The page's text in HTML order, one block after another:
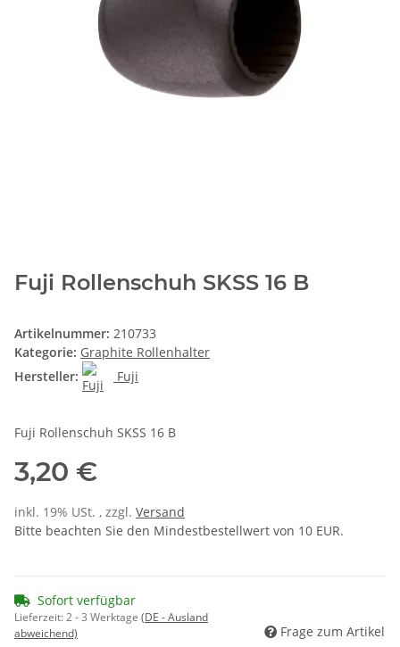
Fuji Rollenschuh SKSS 16 B
Artikelnummer: 210733
Kategorie: Graphite Rollenhalter
Hersteller:
Fuji
Fuji Rollenschuh SKSS 16 B
3,20 €
inkl. 19% USt. , zzgl. Versand
Bitte beachten Sie den Mindestbestellwert von 10 EUR.
Sofort verfügbar
Lieferzeit:2 - 3 Werktage (DE - Ausland
abweichend)
Frage zum Artikel